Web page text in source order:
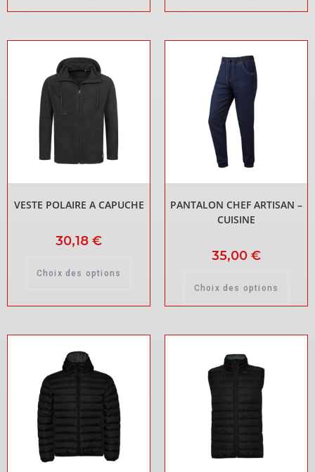
VESTE POLAIRE A CAPUCHE
30,18 €
Choix des options
PANTALON CHEF ARTISAN –
CUISINE
35,00 €
Choix des options